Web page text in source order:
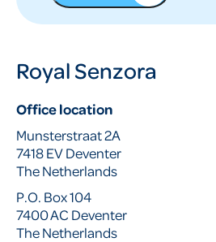
Royal Senzora
Office location
Munsterstraat 2A
7418 EV Deventer
The Netherlands
P.O. Box 104
7400 AC Deventer
The Netherlands